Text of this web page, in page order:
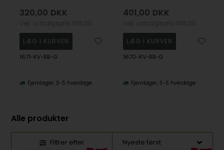
320,00 DKK
1671-KV-RB-G
Fjernlager, 3-5 hverdage
401,00 DKK
1670-KV-RB-G
Fjernlager, 3-5 hverdage
Alle produkter
Filtrer efter